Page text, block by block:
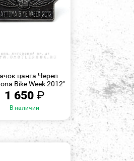
цанга Череп
Bike Week 2012"
1 650₽
В наличии